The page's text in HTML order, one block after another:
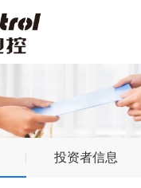
投资者信息